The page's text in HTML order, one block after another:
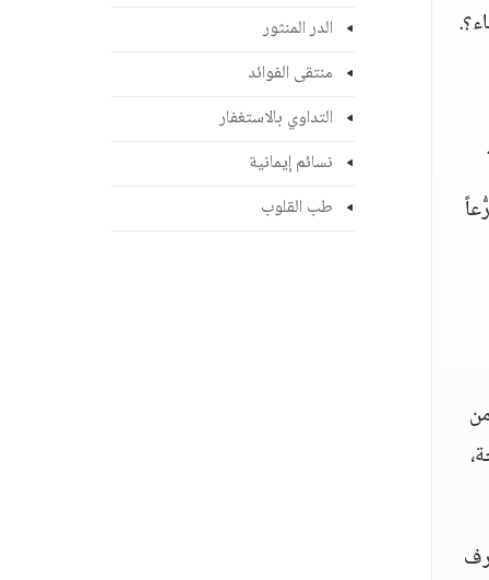
الدر المنثور
منتقى الفوائد
التداوي بالاستغفار
نسائم إيمانية
طب القلوب